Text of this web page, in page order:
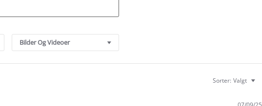
Bilder Og Videoer
Sorter: Valgt